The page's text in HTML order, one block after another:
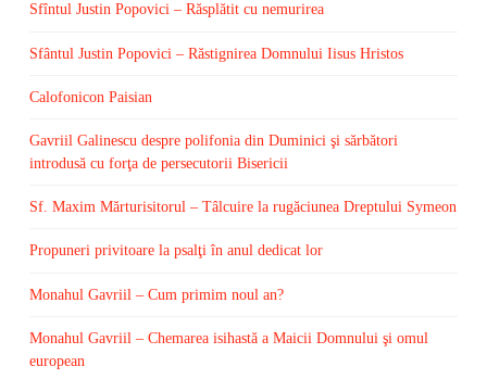
Sfîntul Justin Popovici – Răsplătit cu nemurirea
Sfântul Justin Popovici – Răstignirea Domnului Iisus Hristos
Calofonicon Paisian
Gavriil Galinescu despre polifonia din Duminici şi sărbători
introdusă cu forţa de persecutorii Bisericii
Sf. Maxim Mărturisitorul – Tâlcuire la rugăciunea Dreptului Symeon
Propuneri privitoare la psalţi în anul dedicat lor
Monahul Gavriil – Cum primim noul an?
Monahul Gavriil – Chemarea isihastă a Maicii Domnului şi omul
european